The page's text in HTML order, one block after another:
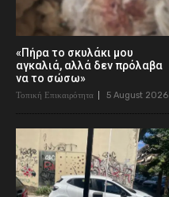
«Πήρα το σκυλάκι μου
αγκαλιά, αλλά δεν πρόλαβα
να το σώσω»
Τοπική Επικαιρότητα 5 August 2026